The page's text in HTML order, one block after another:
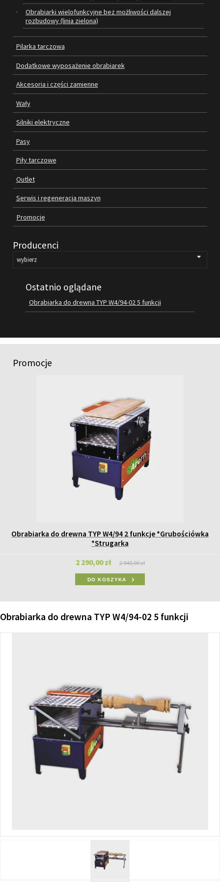
SILNIKI ELEKTRYCZNE
PASY
PIŁY TARCZOWE
OUTLET
SERWIS I REGENERACJA MASZYN
PROMOCJE
REGULAMIN
KATALOGI
OBRABIARKI DO DREWNA
SILNIKI ELEKTRYCZNE
PASY KLINOWE
KONTAKT
Obrabiarki wielofunkcyjne bez możliwości dalszej
rozbudowy (linia zielona)
Pilarka tarczowa
Dodatkowe wyposażenie obrabiarek
Akcesoria i części zamienne
Wały
Silniki elektryczne
Pasy
Piły tarczowe
Outlet
Serwis i regeneracja maszyn
Promocje
Producenci
Ostatnio oglądane
Obrabiarka do drewna TYP W4/94-02 5 funkcji
Promocje
Obrabiarka do drewna TYP W4/94 2 funkcje *Grubościówka
*Strugarka
2 290,00 zł 2 940,00 zł
DO KOSZYKA
Obrabiarka do drewna TYP W4/94-02 5 funkcji